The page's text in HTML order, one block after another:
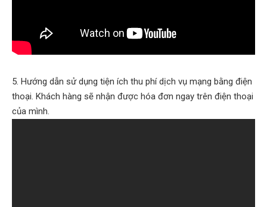
5. Hướng dẫn sử dụng tiện ích thu phí dịch vụ mạng bằng điện
thoại. Khách hàng sẽ nhận được hóa đơn ngay trên điện thoại
của mình.